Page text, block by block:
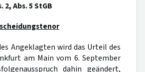
2, Abs. 5 StGB
Angeklagten wird das Urteil des
am Main vom 6. September
dahin geändert,